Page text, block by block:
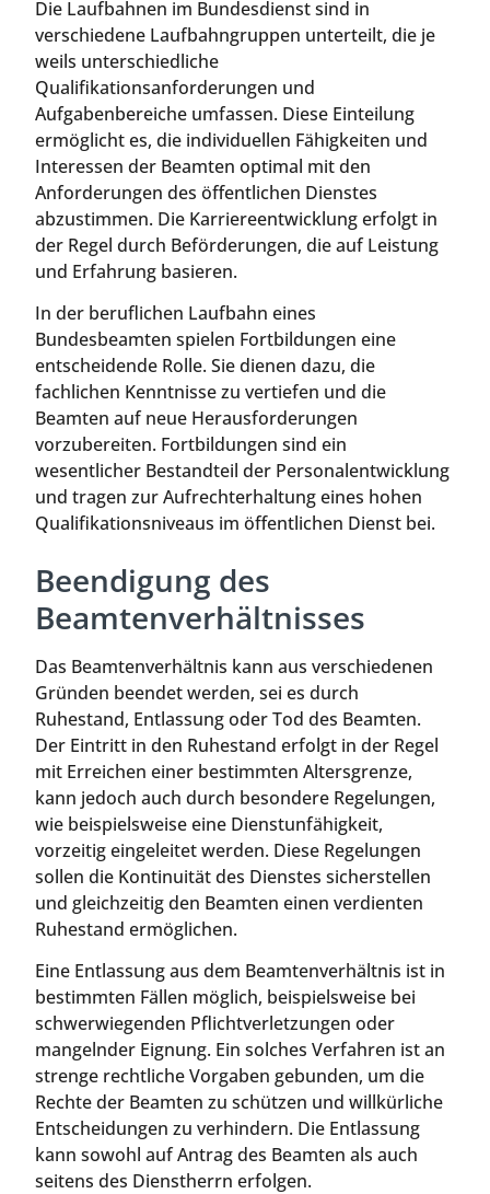
Die Laufbahnen im Bundesdienst sind in
verschiedene Laufbahngruppen unterteilt, die je
weils unterschiedliche
Qualifikationsanforderungen und
Aufgabenbereiche umfassen. Diese Einteilung
ermöglicht es, die individuellen Fähigkeiten und
Interessen der Beamten optimal mit den
Anforderungen des öffentlichen Dienstes
abzustimmen. Die Karriereentwicklung erfolgt in
der Regel durch Beförderungen, die auf Leistung
und Erfahrung basieren.
In der beruflichen Laufbahn eines
Bundesbeamten spielen Fortbildungen eine
entscheidende Rolle. Sie dienen dazu, die
fachlichen Kenntnisse zu vertiefen und die
Beamten auf neue Herausforderungen
vorzubereiten. Fortbildungen sind ein
wesentlicher Bestandteil der Personalentwicklung
und tragen zur Aufrechterhaltung eines hohen
Qualifikationsniveaus im öffentlichen Dienst bei.
Beendigung des
Beamtenverhältnisses
Das Beamtenverhältnis kann aus verschiedenen
Gründen beendet werden, sei es durch
Ruhestand, Entlassung oder Tod des Beamten.
Der Eintritt in den Ruhestand erfolgt in der Regel
mit Erreichen einer bestimmten Altersgrenze,
kann jedoch auch durch besondere Regelungen,
wie beispielsweise eine Dienstunfähigkeit,
vorzeitig eingeleitet werden. Diese Regelungen
sollen die Kontinuität des Dienstes sicherstellen
und gleichzeitig den Beamten einen verdienten
Ruhestand ermöglichen.
Eine Entlassung aus dem Beamtenverhältnis ist in
bestimmten Fällen möglich, beispielsweise bei
schwerwiegenden Pflichtverletzungen oder
mangelnder Eignung. Ein solches Verfahren ist an
strenge rechtliche Vorgaben gebunden, um die
Rechte der Beamten zu schützen und willkürliche
Entscheidungen zu verhindern. Die Entlassung
kann sowohl auf Antrag des Beamten als auch
seitens des Dienstherrn erfolgen.